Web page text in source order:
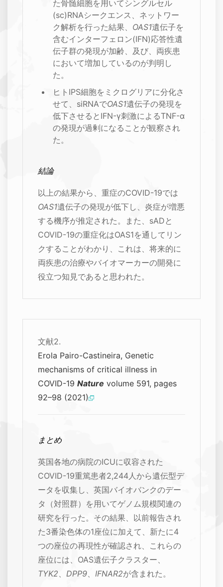
た骨髄細胞を用いてシングルセル
(sc)RNAシークエンス、ネットワー
ク解析を行った結果、 OAS1遺伝子を
含むインターフェロン(IFN)応答性遺
伝子群の発現が加齢、及び、両疾患
において増加しているのが判明し
た。
ヒトIPS細胞をミクログリアに分化さ
せて、siRNAでOAS1遺伝子の発現を
低下させるとIFN-γ刺激によるTNF-α
の発現が過剰になることが観察され
た。
結論
以上の結果から、重症のCOVID-19では
OAS1遺伝子の発現が低下し、炎症が増悪
する機序が推定された。また、sADと
COVID-19の重症化はOAS1を通してリン
クすることがわかり、これは、将来的に
両疾患の治療やバイオマーカーの開発に
役立つ知見であると思われた。
文献2.
Erola Pairo-Castineira, Genetic
mechanisms of critical illness in
COVID-19 Nature volume 591, pages
92–98 (2021)
まとめ
英国各地の病院のICUに収容された
COVID-19重篤患者2,244人から遺伝型デ
ータを収集し、英国バイオバンクのデー
タ（対照群）を用いてゲノム規模関連の
研究を行った。その結果、以前報告され
た3番染色体の1座位に加えて、新たに4
つの座位の再現性が確認され、これらの
座位には、OAS遺伝子クラスター、
TYK2、 DPP9、 IFNAR2が含まれた。